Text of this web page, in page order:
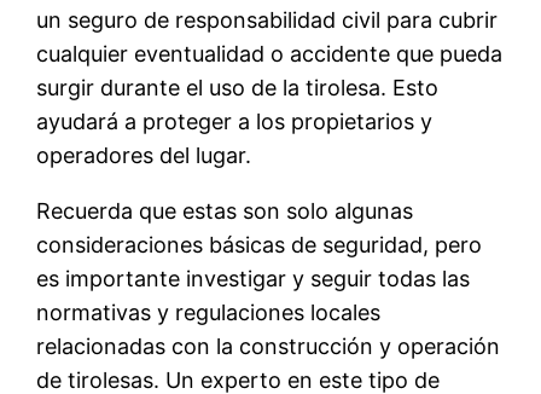
un seguro de responsabilidad civil para cubrir
cualquier eventualidad o accidente que pueda
surgir durante el uso de la tirolesa. Esto
ayudará a proteger a los propietarios y
operadores del lugar.
Recuerda que estas son solo algunas
consideraciones básicas de seguridad, pero
es importante investigar y seguir todas las
normativas y regulaciones locales
relacionadas con la construcción y operación
de tirolesas. Un experto en este tipo de